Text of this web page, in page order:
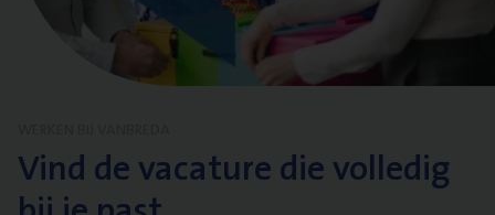
Vind de vacature die volledig